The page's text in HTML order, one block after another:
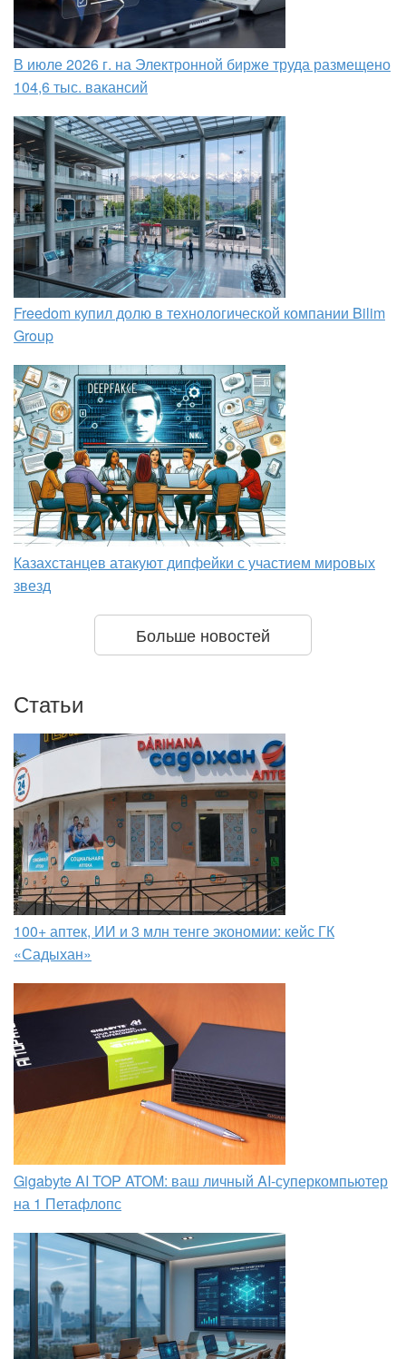
В июле 2026 г. на Электронной бирже труда размещено
104,6 тыс. вакансий
Freedom купил долю в технологической компании Bilim
Group
Казахстанцев атакуют дипфейки с участием мировых
звезд
Больше новостей
Статьи
100+ аптек, ИИ и 3 млн тенге экономии: кейс ГК
«Садыхан»
Gigabyte AI TOP ATOM: ваш личный AI-суперкомпьютер
на 1 Петафлопс